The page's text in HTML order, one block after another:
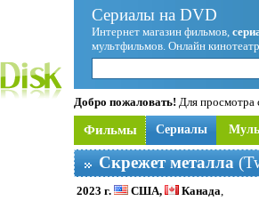
Сериалы на DVD
Интернет магазин фильмов,
мультфильмов. Онлайн
Добро пожаловать! Для просмотра
Фильмы Сериалы
Скрежет металла
2023 г. США, Канада,